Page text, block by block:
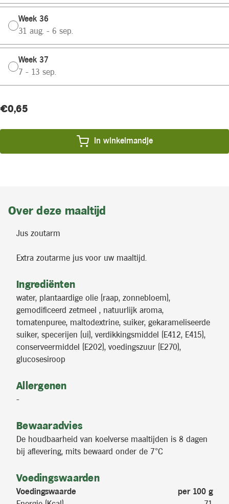
Week 36
31 aug. - 6 sep.
Week 37
7 - 13 sep.
Huidige
Product
€0,65
In winkelmandje
Over deze maaltijd
Jus zoutarm
Extra zoutarme jus voor uw maaltijd.
Ingrediënten
water, plantaardige olie (raap, zonnebloem),
gemodificeerd zetmeel , natuurlijk aroma,
tomatenpuree, maltodextrine, suiker, gekarameliseerde
suiker, specerijen (ui), verdikkingsmiddel (E412, E415),
conserveermiddel (E202), voedingszuur (E270),
glucosesiroop
Allergenen
-
Bewaaradvies
De houdbaarheid van koelverse maaltijden is 8 dagen
bij aflevering, mits bewaard onder de 7°C
Voedingswaarden
Voedingswaarde
per 100 g